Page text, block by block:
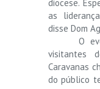
diocese.
as
disse Dom
O
visitantes
Caravanas
do público